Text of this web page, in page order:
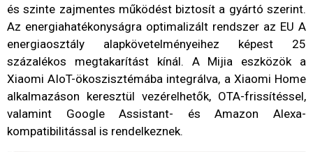
és szinte zajmentes működést biztosít a gyártó szerint.
Az energiahatékonyságra optimalizált rendszer az EU A
energiaosztály alapkövetelményeihez képest 25
százalékos megtakarítást kínál. A Mijia eszközök a
Xiaomi AIoT-ökoszisztémába integrálva, a Xiaomi Home
alkalmazáson keresztül vezérelhetők, OTA-frissítéssel,
valamint Google Assistant- és Amazon Alexa-
kompatibilitással is rendelkeznek.